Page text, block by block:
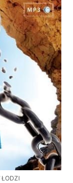
ŁODZI